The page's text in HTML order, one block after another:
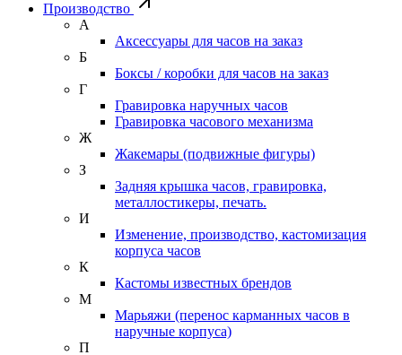
Производство
А
Аксессуары для часов на заказ
Б
Боксы / коробки для часов на заказ
Г
Гравировка наручных часов
Гравировка часового механизма
Ж
Жакемары (подвижные фигуры)
З
Задняя крышка часов, гравировка,
металлостикеры, печать.
И
Изменение, производство, кастомизация
корпуса часов
К
Кастомы известных брендов
М
Марьяжи (перенос карманных часов в
наручные корпуса)
П